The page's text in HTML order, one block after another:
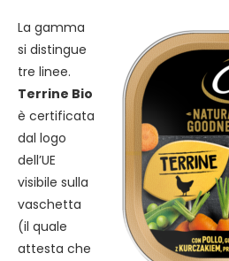
La gamma
si distingue
tre linee.
Terrine Bio
è certificata
dal logo
dell’UE
visibile sulla
vaschetta
(il quale
attesta che